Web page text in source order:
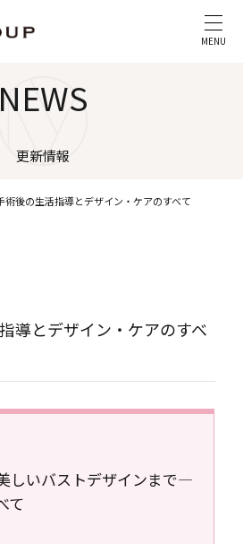
MENU
NEWS
更新情報
術後の生活指導とデザイン・ケアのすべて
導とデザイン・ケアのすべ
しいバストデザインまで―
て